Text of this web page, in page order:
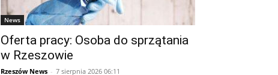
News
Oferta pracy: Osoba do sprzątania
w Rzeszowie
Rzeszów News - 7 sierpnia 2026 06:11